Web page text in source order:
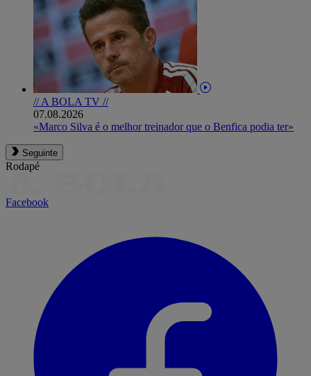
// A BOLA TV //
07.08.2026
«Marco Silva é o melhor treinador que o Benfica podia ter»
Seguinte
Rodapé
Facebook